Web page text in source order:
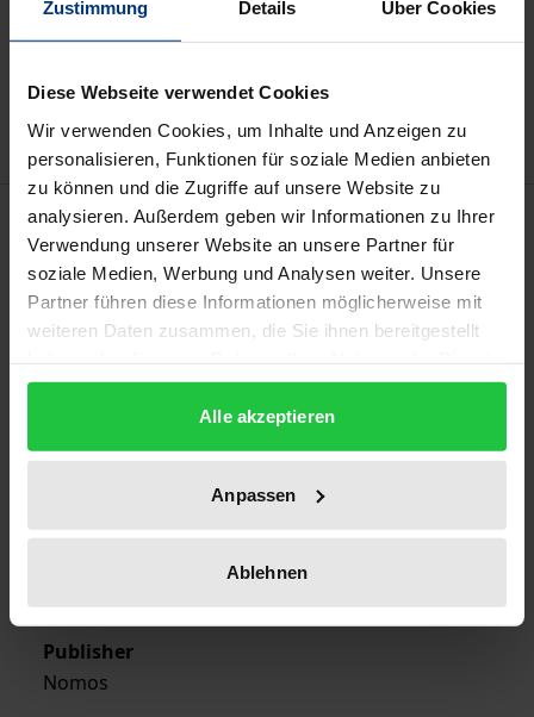
Zustimmung Details Über Cookies
Diese Webseite verwendet Cookies
Wir verwenden Cookies, um Inhalte und Anzeigen zu
personalisieren, Funktionen für soziale Medien anbieten
zu können und die Zugriffe auf unsere Website zu
analysieren. Außerdem geben wir Informationen zu Ihrer
Verwendung unserer Website an unsere Partner für
soziale Medien, Werbung und Analysen weiter. Unsere
Partner führen diese Informationen möglicherweise mit
weiteren Daten zusammen, die Sie ihnen bereitgestellt
gesammelt haben.
Alle akzeptieren
Anpassen
Ablehnen
Delivery cost notice
Bibliographical data
Edition
1
ISBN
978-3-7890-9727-0
Publisher
Nomos